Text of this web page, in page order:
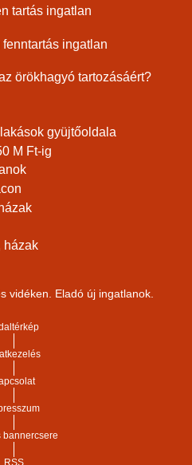
tartás ingatlan
ingatlan
örökhagyó tartozásáért?
gyüjtőoldala
M Ft-ig
házak
vidéken. Eladó új ingatlanok.
bannercsere
RSS